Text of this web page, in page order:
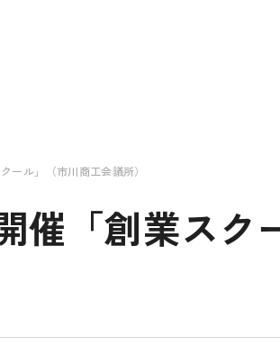
ール」（市川商工会議所）
催「創業スク